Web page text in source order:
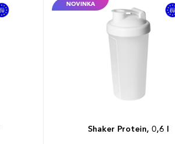
NOVINKA
Shaker Protein, 0,6 l